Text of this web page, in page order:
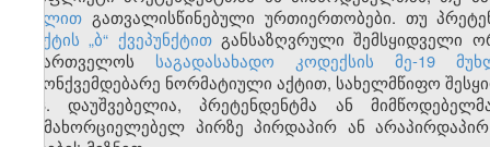
მუხლით გათვალისწინებული ურთიერთობები. თუ
პუნქტის „ბ“ ქვეპუნქტითგანსაზღვრული შემსყიდველი
საქართველოს საგადასახადო კოდექსის მე-19
კანონქვემდებარე ნორმატიული აქტით, სახელმწიფო
3. დაუშვებელია, პრეტენდენტმა ან
განმახორციელებელ პირზე პირდაპირ ან